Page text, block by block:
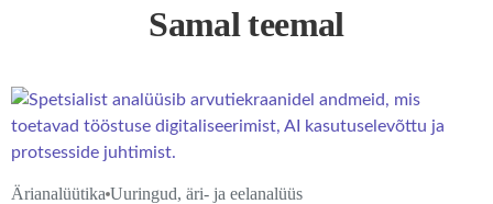
Samal teemal
Ärianalüütika Uuringud, äri- ja eelanalüüs